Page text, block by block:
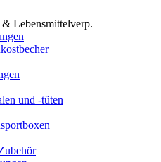
Lebensmittelverp.
und -tüten